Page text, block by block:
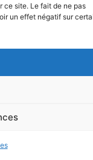
ce site. Le fait de ne pas
un effet négatif sur